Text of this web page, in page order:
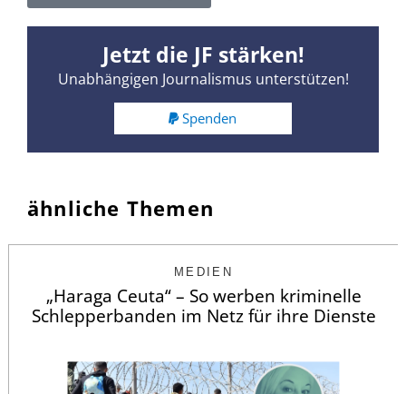
Jetzt die JF stärken!
Unabhängigen Journalismus unterstützen!
Spenden
ähnliche Themen
MEDIEN
„Haraga Ceuta“ – So werben kriminelle
Schlepperbanden im Netz für ihre Dienste